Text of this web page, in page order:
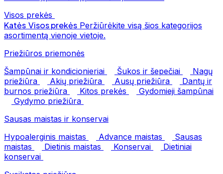
Visos prekės
Katės Visos prekės Peržiūrėkite visą šios kategorijos
asortimentą vienoje vietoje.
Priežiūros priemonės
Šampūnai ir kondicionieriai
Šukos ir šepečiai
Nagų
priežiūra
Akių priežiūra Ausų priežiūra
Dantų ir
burnos priežiūra
Kitos prekės
Gydomieji šampūnai
Gydymo priežiūra
Sausas maistas ir konservai
Hypoalerginis maistas
Advance maistas
Sausas
maistas
Dietinis maistas Konservai
Dietiniai
konservai